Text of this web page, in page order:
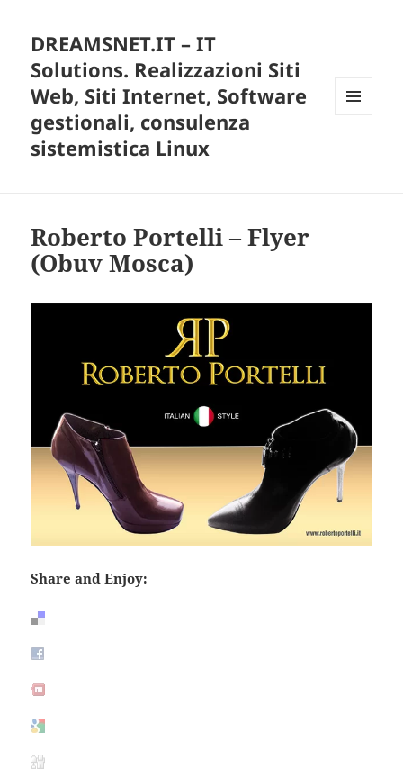
DREAMSNET.IT – IT
Solutions. Realizzazioni Siti
Web, Siti Internet, Software
gestionali, consulenza
sistemistica Linux
Roberto Portelli – Flyer
(Obuv Mosca)
Share and Enjoy: